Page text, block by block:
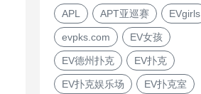
APL APT亚巡赛 EVgirls
evpks.com EV女孩
EV德州扑克 EV扑克
EV扑克娱乐场 EV扑克室